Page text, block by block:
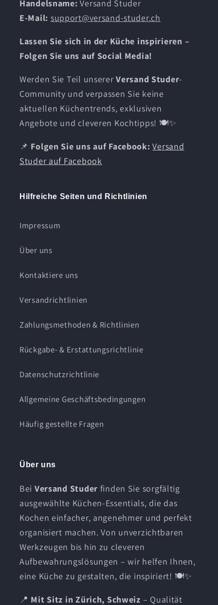
Handelsname: Versand Studer
E-Mail: support@versand-studer.ch
Lassen Sie sich in der Küche inspirieren –
Folgen Sie uns auf Social Media!
Werden Sie Teil unsererVersand Studer-
Community und verpassen Sie keine
aktuellen Küchentrends, exklusiven
Angebote und cleveren Kochtipps! 🍽️✨
📌 Folgen Sie uns auf Facebook: Versand
Studer auf Facebook
Hilfreiche Seiten und Richtlinien
Impressum
Über uns
Kontaktiere uns
Versandrichtlinien
Zahlungsmethoden & Richtlinien
Rückgabe- & Erstattungsrichtlinie
Datenschutzrichtlinie
Allgemeine Geschäftsbedingungen
Häufig gestellte Fragen
Über uns
Bei Versand Studer finden Sie sorgfältig
ausgewählte Küchen-Essentials, die das
Kochen einfacher, angenehmer und perfekt
organisiert machen. Von unverzichtbaren
Werkzeugen bis hin zu cleveren
Aufbewahrungslösungen – wir helfen Ihnen,
eine Küche zu gestalten, die inspiriert! 🍽️✨
📍 Mit Sitz in Zürich, Schweiz – Qualität